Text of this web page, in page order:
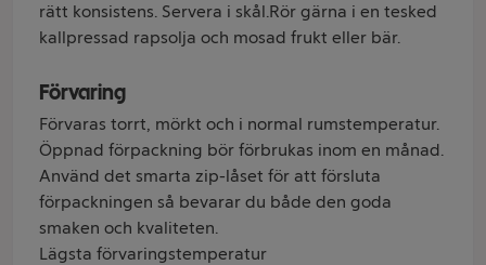
rätt konsistens. Servera i skål.Rör gärna i en tesked
kallpressad rapsolja och mosad frukt eller bär.
Förvaring
Förvaras torrt, mörkt och i normal rumstemperatur.
Öppnad förpackning bör förbrukas inom en månad.
Använd det smarta zip-låset för att försluta
förpackningen så bevarar du både den goda
smaken och kvaliteten.
Lägsta förvaringstemperatur